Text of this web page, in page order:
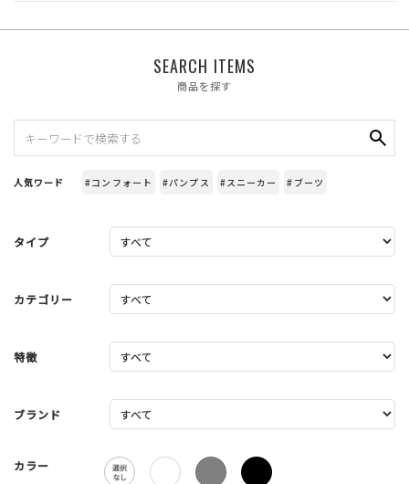
SEARCH ITEMS
商品を探す
人気ワード #コンフォート #パンプス #スニーカー #ブーツ
タイプ
カテゴリー
特徴
ブランド
カラー